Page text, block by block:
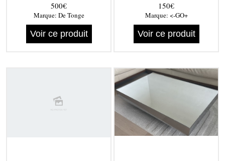
500€
Marque: De Tonge
Voir ce produit
150€
Marque: <-GO+
Voir ce produit